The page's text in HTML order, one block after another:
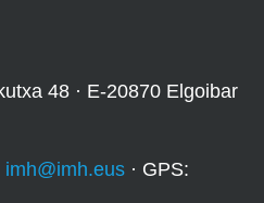
48 · E-20870 Elgoibar
imh@imh.eus · GPS: